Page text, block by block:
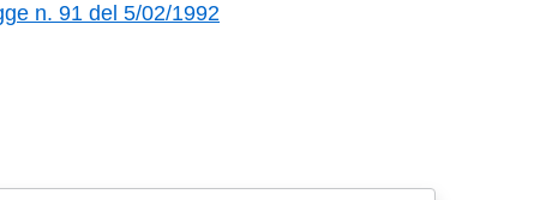
n. 91 del 5/02/1992